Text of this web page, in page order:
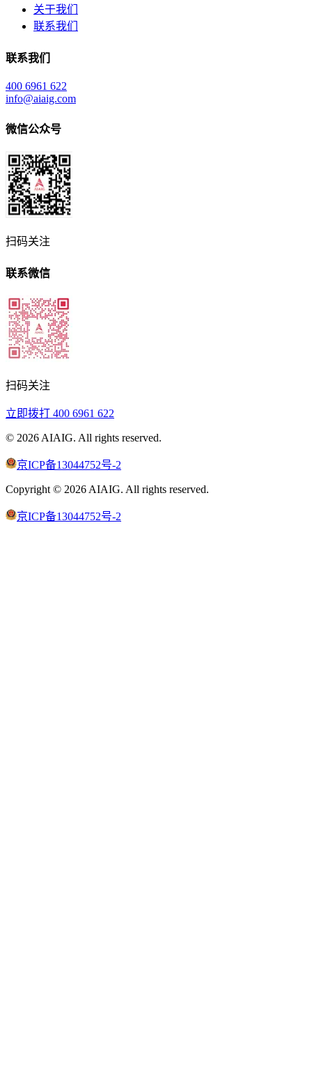
关于我们
联系我们
联系我们
400 6961 622
info@aiaig.com
微信公众号
扫码关注
联系微信
扫码关注
立即拨打 400 6961 622
© 2026 AIAIG. All rights reserved.
京ICP备13044752号-2
Copyright © 2026 AIAIG. All rights reserved.
京ICP备13044752号-2